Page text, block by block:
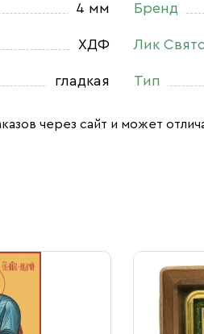
4 мм
ХДФ
гладкая
Бренд
Лик
Тип
через сайт и может